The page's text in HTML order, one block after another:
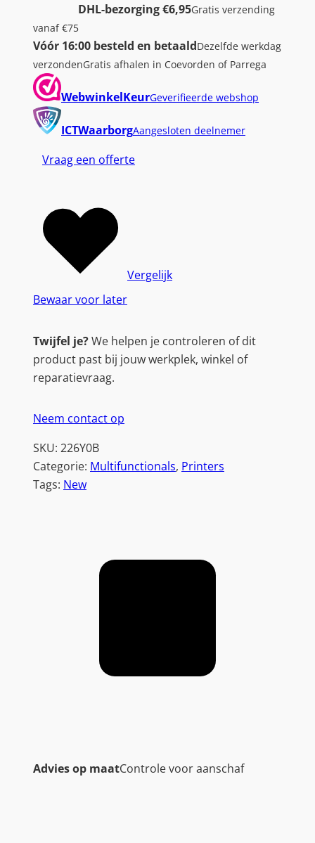
DHL-bezorging €6,95Gratis verzending
vanaf €75
Vóór 16:00 besteld en betaaldDezelfde werkdag
verzondenGratis afhalen in Coevorden of Parrega
WebwinkelKeurGeverifieerde webshop
ICTWaarborgAangesloten deelnemer
Vraag een offerte
Bewaar voor later
Vergelijk
Twijfel je?We helpen je controleren of dit
product past bij jouw werkplek, winkel of
reparatievraag.
Neem contact op
SKU: 226Y0B
Categorie: Multifunctionals, Printers
Tags: New
Advies op maatControle voor aanschaf